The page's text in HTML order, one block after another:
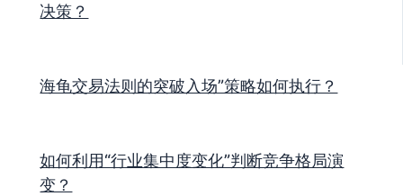
决策？
海龟交易法则的突破入场”策略如何执行？
如何利用“行业集中度变化”判断竞争格局演
变？